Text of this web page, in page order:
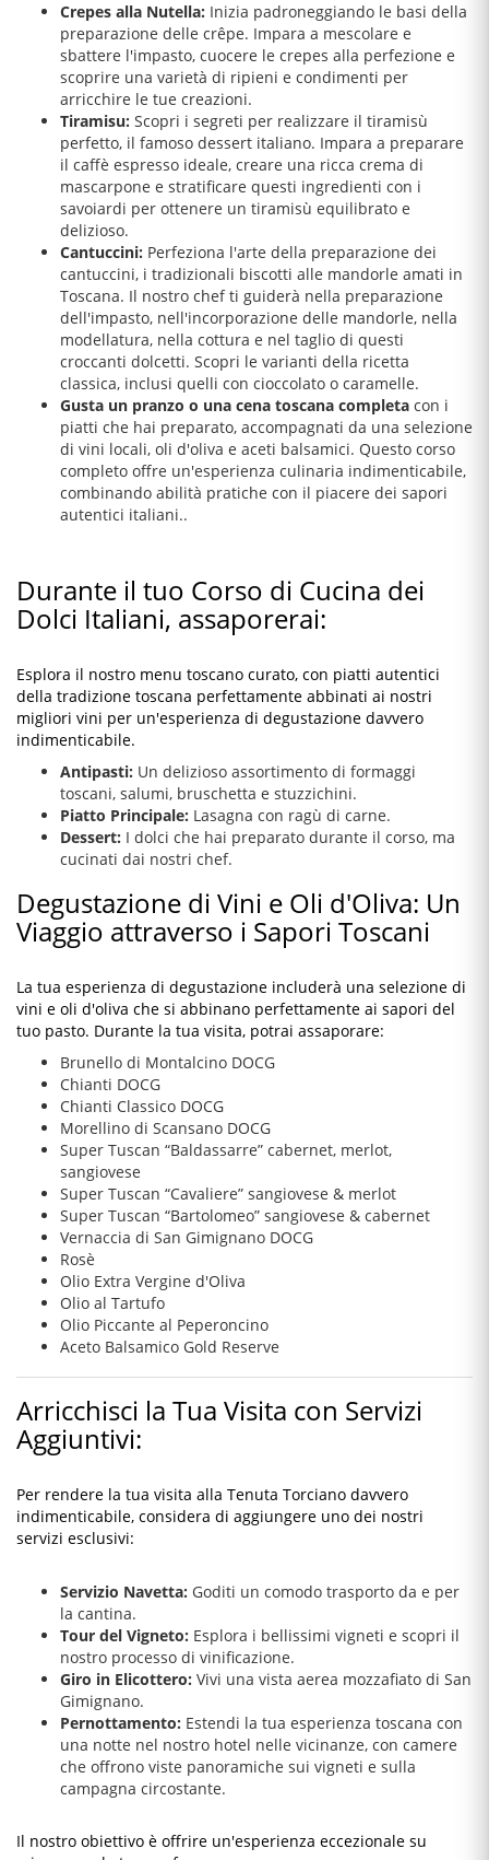
Crepes alla Nutella: Inizia padroneggiando le basi della
preparazione delle crêpe. Impara a mescolare e
sbattere l'impasto, cuocere le crepes alla perfezione e
scoprire una varietà di ripieni e condimenti per
arricchire le tue creazioni.
Tiramisu: Scopri i segreti per realizzare il tiramisù
perfetto, il famoso dessert italiano. Impara a preparare
il caffè espresso ideale, creare una ricca crema di
mascarpone e stratificare questi ingredienti con i
savoiardi per ottenere un tiramisù equilibrato e
delizioso.
Cantuccini: Perfeziona l'arte della preparazione dei
cantuccini, i tradizionali biscotti alle mandorle amati in
Toscana. Il nostro chef ti guiderà nella preparazione
dell'impasto, nell'incorporazione delle mandorle, nella
modellatura, nella cottura e nel taglio di questi
croccanti dolcetti. Scopri le varianti della ricetta
classica, inclusi quelli con cioccolato o caramelle.
Gusta un pranzo o una cena toscana completa con i
piatti che hai preparato, accompagnati da una selezione
di vini locali, oli d'oliva e aceti balsamici. Questo corso
completo offre un'esperienza culinaria indimenticabile,
combinando abilità pratiche con il piacere dei sapori
autentici italiani..
Durante il tuo Corso di Cucina dei
Dolci Italiani, assaporerai:
Esplora il nostro menu toscano curato, con piatti autentici
della tradizione toscana perfettamente abbinati ai nostri
migliori vini per un'esperienza di degustazione davvero
indimenticabile.
Antipasti: Un delizioso assortimento di formaggi
toscani, salumi, bruschetta e stuzzichini.
Piatto Principale: Lasagna con ragù di carne.
Dessert: I dolci che hai preparato durante il corso, ma
cucinati dai nostri chef.
Degustazione di Vini e Oli d'Oliva: Un
Viaggio attraverso i Sapori Toscani
La tua esperienza di degustazione includerà una selezione di
vini e oli d'oliva che si abbinano perfettamente ai sapori del
tuo pasto. Durante la tua visita, potrai assaporare:
Brunello di Montalcino DOCG
Chianti DOCG
Chianti Classico DOCG
Morellino di Scansano DOCG
Super Tuscan “Baldassarre” cabernet, merlot,
sangiovese
Super Tuscan “Cavaliere” sangiovese & merlot
Super Tuscan “Bartolomeo” sangiovese & cabernet
Vernaccia di San Gimignano DOCG
Rosè
Olio Extra Vergine d'Oliva
Olio al Tartufo
Olio Piccante al Peperoncino
Aceto Balsamico Gold Reserve
Arricchisci la Tua Visita con Servizi
Aggiuntivi:
Per rendere la tua visita alla Tenuta Torciano davvero
indimenticabile, considera di aggiungere uno dei nostri
servizi esclusivi:
Servizio Navetta: Goditi un comodo trasporto da e per
la cantina.
Tour del Vigneto: Esplora i bellissimi vigneti e scopri il
nostro processo di vinificazione.
Giro in Elicottero: Vivi una vista aerea mozzafiato di San
Gimignano.
Pernottamento: Estendi la tua esperienza toscana con
una notte nel nostro hotel nelle vicinanze, con camere
che offrono viste panoramiche sui vigneti e sulla
campagna circostante.
Il nostro obiettivo è offrire un'esperienza eccezionale su